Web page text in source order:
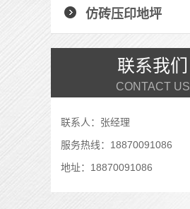
仿砖压印地坪
联系我们
CONTACT US
联系人：张经理
服务热线：18870091086
地址：18870091086